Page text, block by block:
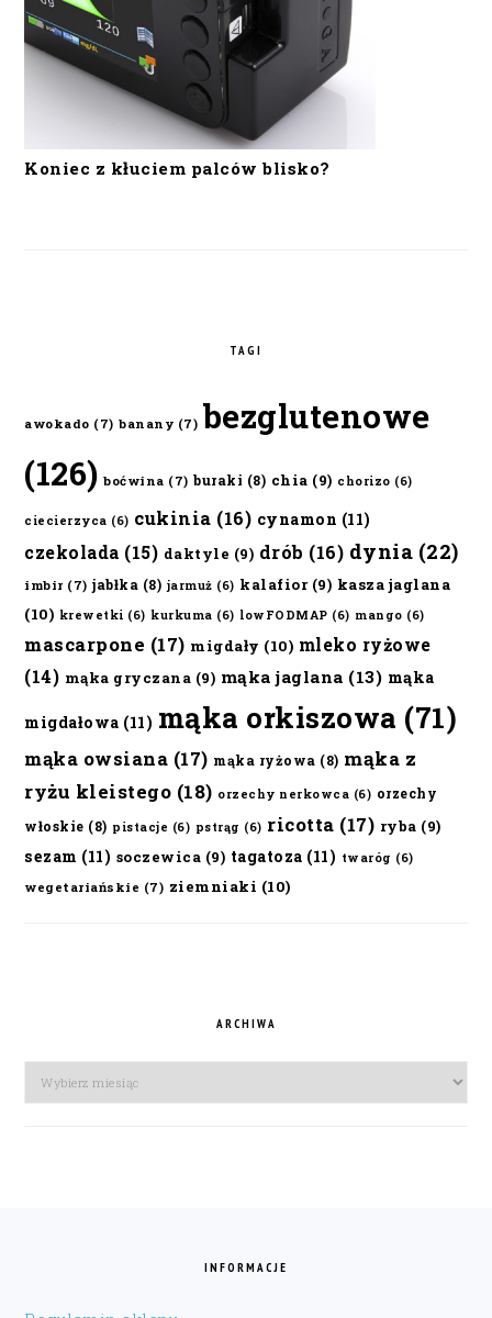
Koniec z kłuciem palców blisko?
TAGI
awokado (7) banany (7) bezglutenowe
(126) boćwina (7) buraki (8) chia (9) chorizo (6)
ciecierzyca (6) cukinia (16) cynamon (11)
czekolada (15) daktyle (9) drób (16) dynia (22)
imbir (7) jabłka (8) jarmuż (6) kalafior(9) kasza jaglana
(10) krewetki (6) kurkuma (6) lowFODMAP (6) mango (6)
mascarpone (17) migdały (10) mleko ryżowe
(14) mąka gryczana (9) mąka jaglana (13) mąka
migdałowa (11) mąka orkiszowa (71)
mąka owsiana (17) mąka ryżowa (8) mąka z
ryżu kleistego (18) orzechy nerkowca (6) orzechy
włoskie (8) pistacje (6) pstrąg (6) ricotta (17) ryba (9)
sezam (11) soczewica (9) tagatoza (11) twaróg (6)
wegetariańskie (7) ziemniaki (10)
ARCHIWA
Archiwa
INFORMACJE